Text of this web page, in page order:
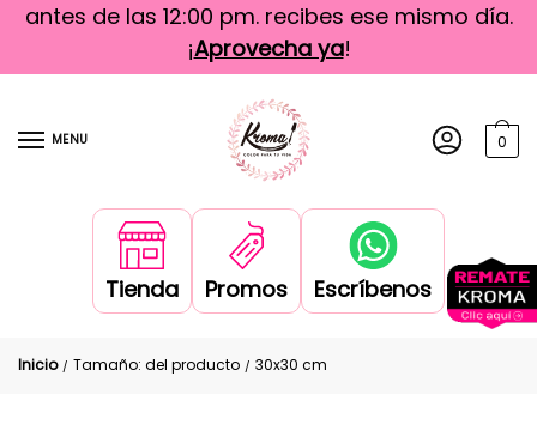
antes de las 12:00 pm. recibes ese mismo día.
¡Aprovecha ya!
MENU 0
Tienda Promos Escríbenos
Inicio / Tamaño: del producto / 30x30 cm